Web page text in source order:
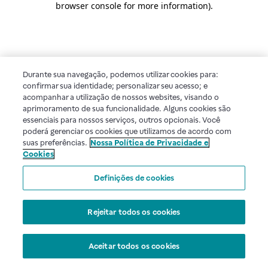
browser console for more information).
Durante sua navegação, podemos utilizar cookies para:
confirmar sua identidade; personalizar seu acesso; e
acompanhar a utilização de nossos websites, visando o
aprimoramento de sua funcionalidade. Alguns cookies são
essenciais para nossos serviços, outros opcionais. Você
poderá gerenciar os cookies que utilizamos de acordo com
suas preferências. Nossa Política de Privacidade e
Cookies
Definições de cookies
Rejeitar todos os cookies
Aceitar todos os cookies